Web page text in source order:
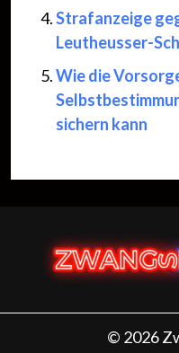
Strafanzeige
Leutheusser-
Wie die
sichern kann
© 2026